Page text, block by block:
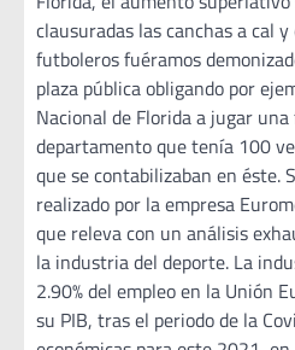
clausuradas las canchas a cal
futboleros fuéramos
plaza pública obligando por
Nacional de Florida a jugar
departamento que tenía 100
que se contabilizaban en éste.
realizado por la empresa
que releva con un análisis
la industria del deporte. La
2.90% del empleo en la Unión
su PIB, tras el periodo de la